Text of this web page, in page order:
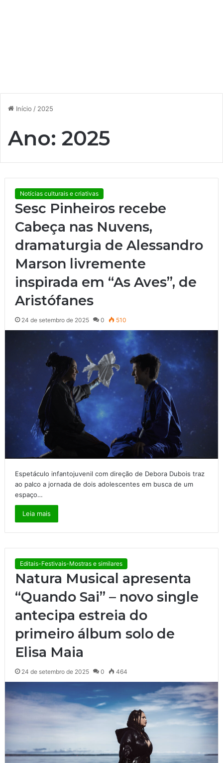
Início / 2025
Ano: 2025
Notícias culturais e criativas
Sesc Pinheiros recebe
Cabeça nas Nuvens,
dramaturgia de Alessandro
Marson livremente
inspirada em “As Aves”, de
Aristófanes
24 de setembro de 2025 0 510
Espetáculo infantojuvenil com direção de Debora Dubois traz
ao palco a jornada de dois adolescentes em busca de um
espaço…
Leia mais
Editais-Festivais-Mostras e similares
Natura Musical apresenta
“Quando Sai” – novo single
antecipa estreia do
primeiro álbum solo de
Elisa Maia
24 de setembro de 2025 0 464